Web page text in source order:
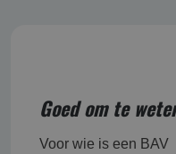
Goed om te
Voor wie is een BAV